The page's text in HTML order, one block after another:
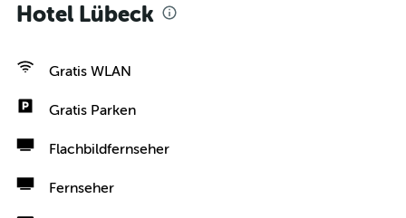
Hotel Lübeck
Gratis WLAN
Gratis Parken
Flachbildfernseher
Fernseher